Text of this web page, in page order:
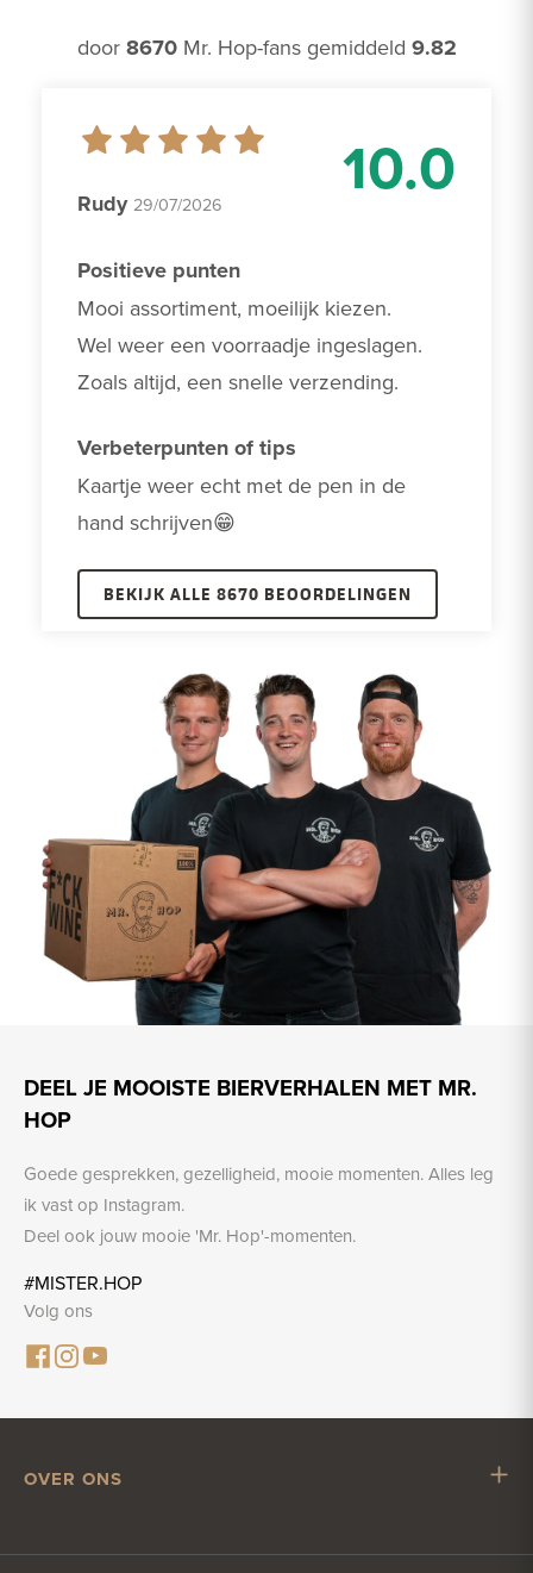
door 8670Mr. Hop-fans gemiddeld 9.82
10.0
Rudy 29/07/2026
Positieve punten
Mooi assortiment, moeilijk kiezen.
Wel weer een voorraadje ingeslagen.
Zoals altijd, een snelle verzending.
Verbeterpunten of tips
Kaartje weer echt met de pen in de
hand schrijven😁
BEKIJK ALLE 8670 BEOORDELINGEN
DEEL JE MOOISTE BIERVERHALEN MET MR.
HOP
Goede gesprekken, gezelligheid, mooie momenten. Alles leg
ik vast op Instagram.
Deel ook jouw mooie 'Mr. Hop'-momenten.
#MISTER.HOP
Volg ons
OVER ONS